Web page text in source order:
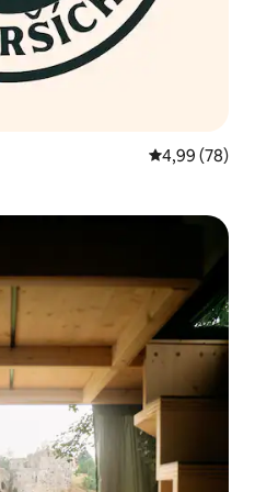
4,99 av 5 i
4,99 (78)